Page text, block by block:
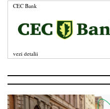
CEC Bank
vezi detalii